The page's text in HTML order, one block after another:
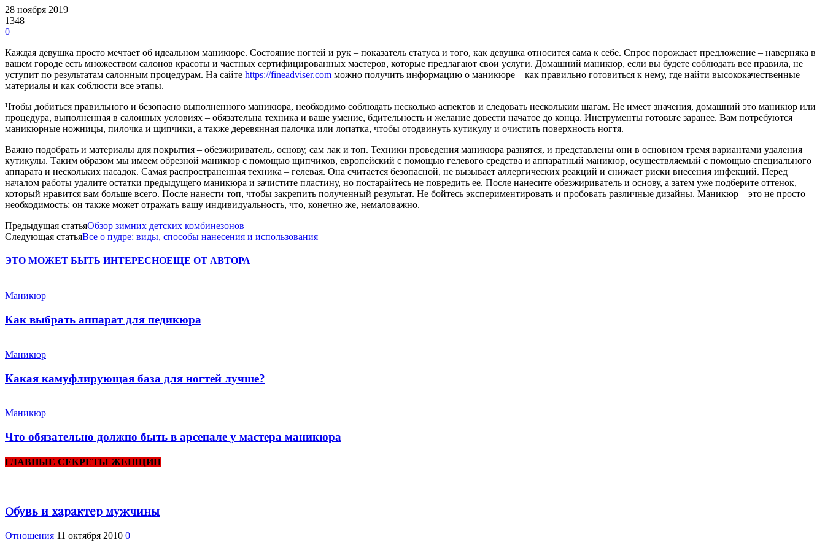
28 ноября 2019
1348
0
Каждая девушка просто мечтает об идеальном маникюре. Состояние ногтей и рук – показатель статуса и того, как девушка относится сама к себе. Спрос порождает предложение – наверняка в
вашем городе есть множеством салонов красоты и частных сертифицированных мастеров, которые предлагают свои услуги. Домашний маникюр, если вы будете соблюдать все правила, не
уступит по результатам салонным процедурам. На сайте https://fineadviser.com можно получить информацию о маникюре – как правильно готовиться к нему, где найти высококачественные
материалы и как соблюсти все этапы.
Чтобы добиться правильного и безопасно выполненного маникюра, необходимо соблюдать несколько аспектов и следовать нескольким шагам. Не имеет значения, домашний это маникюр или
процедура, выполненная в салонных условиях – обязательна техника и ваше умение, бдительность и желание довести начатое до конца. Инструменты готовьте заранее. Вам потребуются
маникюрные ножницы, пилочка и щипчики, а также деревянная палочка или лопатка, чтобы отодвинуть кутикулу и очистить поверхность ногтя.
Важно подобрать и материалы для покрытия – обезжириватель, основу, сам лак и топ. Техники проведения маникюра разнятся, и представлены они в основном тремя вариантами удаления
кутикулы. Таким образом мы имеем обрезной маникюр с помощью щипчиков, европейский с помощью гелевого средства и аппаратный маникюр, осуществляемый с помощью специального
аппарата и нескольких насадок. Самая распространенная техника – гелевая. Она считается безопасной, не вызывает аллергических реакций и снижает риски внесения инфекций. Перед
началом работы удалите остатки предыдущего маникюра и зачистите пластину, но постарайтесь не повредить ее. После нанесите обезжириватель и основу, а затем уже подберите оттенок,
который нравится вам больше всего. После нанести топ, чтобы закрепить полученный результат. Не бойтесь экспериментировать и пробовать различные дизайны. Маникюр – это не просто
необходимость: он также может отражать вашу индивидуальность, что, конечно же, немаловажно.
Предыдущая статьяОбзор зимних детских комбинезонов
Следующая статьяВсе о пудре: виды, способы нанесения и использования
ЭТО МОЖЕТ БЫТЬ ИНТЕРЕСНОЕЩЕ ОТ АВТОРА
Маникюр
Как выбрать аппарат для педикюра
Маникюр
Какая камуфлирующая база для ногтей лучше?
Маникюр
Что обязательно должно быть в арсенале у мастера маникюра
ГЛАВНЫЕ СЕКРЕТЫ ЖЕНЩИН
Обувь и характер мужчины
Отношения 11 октября 2010 0